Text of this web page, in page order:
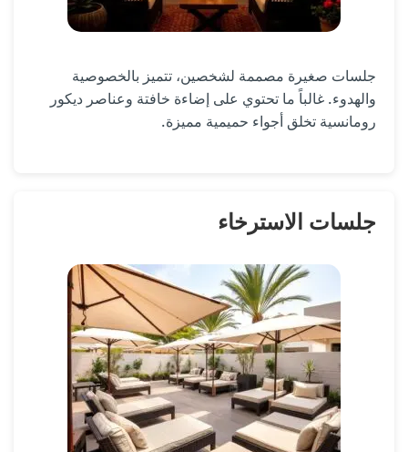
جلسات صغيرة مصممة لشخصين، تتميز بالخصوصية
والهدوء. غالباً ما تحتوي على إضاءة خافتة وعناصر ديكور
رومانسية تخلق أجواء حميمية مميزة.
جلسات الاسترخاء